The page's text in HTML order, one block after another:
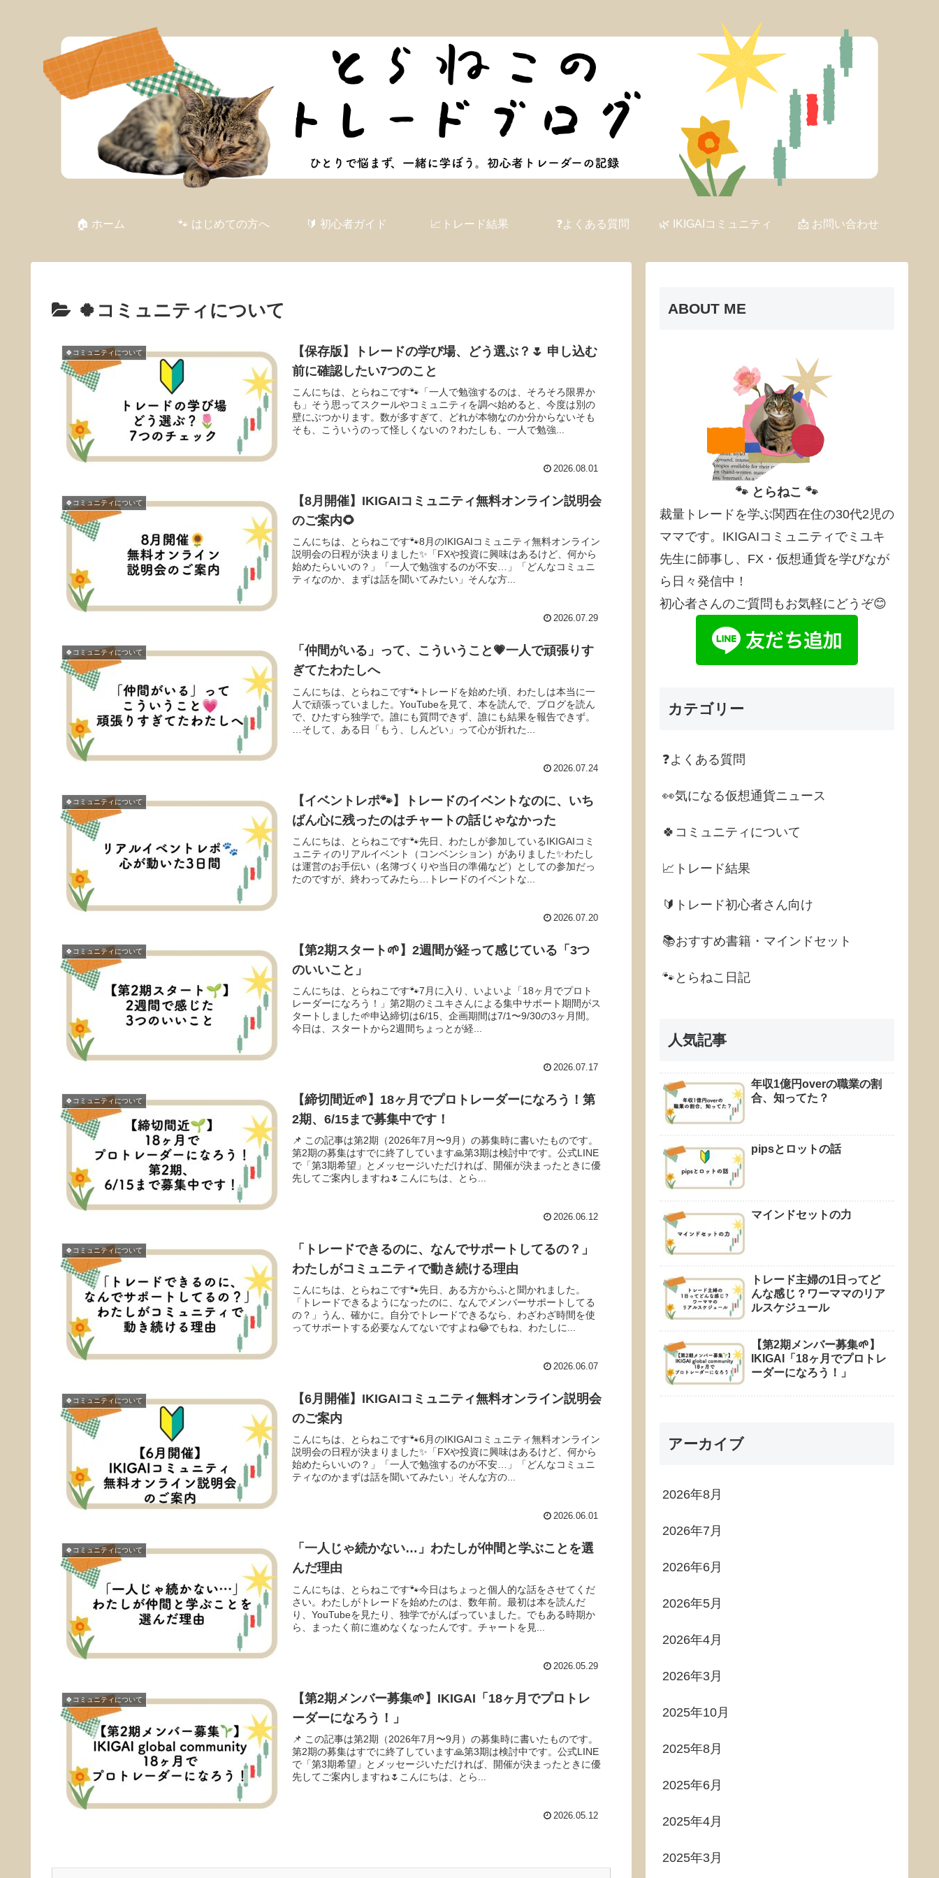
🏠 ホーム 🐾 はじめての方へ 🔰 初心者ガイド 📈トレード結果 ❓よくある質問 🌿 IKIGAIコミュニティ 📩 お問い合わせ
🍀コミュニティについて
🍀コミュニティについて
【保存版】トレードの学び場、どう選ぶ？🌷 申し込む
前に確認したい7つのこと
こんにちは、とらねこです🐾「一人で勉強するのは、そろそろ限界か
も」そう思ってスクールやコミュニティを調べ始めると、今度は別の
壁にぶつかります。数が多すぎて、どれが本物なのか分からないそも
そも、こういうのって怪しくないの？わたしも、一人で勉強...
2026.08.01
🍀コミュニティについて
【8月開催】IKIGAIコミュニティ無料オンライン説明会
のご案内🌻
こんにちは、とらねこです🐾8月のIKIGAIコミュニティ無料オンライン
説明会の日程が決まりました✨「FXや投資に興味はあるけど、何から
始めたらいいの？」「一人で勉強するのが不安…」「どんなコミュニ
ティなのか、まずは話を聞いてみたい」そんな方...
2026.07.29
🍀コミュニティについて
「仲間がいる」って、こういうこと💗一人で頑張りす
ぎてたわたしへ
こんにちは、とらねこです🐾トレードを始めた頃、わたしは本当に一
人で頑張っていました。YouTubeを見て、本を読んで、ブログを読ん
で、ひたすら独学で。誰にも質問できず、誰にも結果を報告できず。
…そして、ある日「もう、しんどい」って心が折れた...
2026.07.24
🍀コミュニティについて
【イベントレポ🐾】トレードのイベントなのに、いち
ばん心に残ったのはチャートの話じゃなかった
こんにちは、とらねこです🐾先日、わたしが参加しているIKIGAIコミ
ュニティのリアルイベント（コンベンション）がありました✨わたし
は運営のお手伝い（名簿づくりや当日の準備など）としての参加だっ
たのですが、終わってみたら…トレードのイベントな...
2026.07.20
🍀コミュニティについて
【第2期スタート🌱】2週間が経って感じている「3つ
のいいこと」
こんにちは、とらねこです🐾7月に入り、いよいよ「18ヶ月でプロト
レーダーになろう！」第2期のミユキさんによる集中サポート期間がス
タートしました🌱申込締切は6/15、企画期間は7/1〜9/30の3ヶ月間。
今日は、スタートから2週間ちょっとが経...
2026.07.17
🍀コミュニティについて
【締切間近🌱】18ヶ月でプロトレーダーになろう！第
2期、6/15まで募集中です！
📌 この記事は第2期（2026年7月〜9月）の募集時に書いたものです。
第2期の募集はすでに終了しています🙏第3期は検討中です。公式LINE
で「第3期希望」とメッセージいただければ、開催が決まったときに優
先してご案内しますね🌷こんにちは、とら...
2026.06.12
🍀コミュニティについて
「トレードできるのに、なんでサポートしてるの？」
わたしがコミュニティで動き続ける理由
こんにちは、とらねこです🐾先日、ある方からふと聞かれました。
「トレードできるようになったのに、なんでメンバーサポートしてる
の？」うん、確かに。自分でトレードできるなら、わざわざ時間を使
ってサポートする必要なんてないですよね😂でもね、わたしに...
2026.06.07
🍀コミュニティについて
【6月開催】IKIGAIコミュニティ無料オンライン説明会
のご案内
こんにちは、とらねこです🐾6月のIKIGAIコミュニティ無料オンライン
説明会の日程が決まりました✨「FXや投資に興味はあるけど、何から
始めたらいいの？」「一人で勉強するのが不安…」「どんなコミュニ
ティなのかまずは話を聞いてみたい」そんな方の...
2026.06.01
🍀コミュニティについて
「一人じゃ続かない…」わたしが仲間と学ぶことを選
んだ理由
こんにちは、とらねこです🐾今日はちょっと個人的な話をさせてくだ
さい。わたしがトレードを始めたのは、数年前。最初は本を読んだ
り、YouTubeを見たり、独学でがんばっていました。でもある時期か
ら、まったく前に進めなくなったんです。チャートを見...
2026.05.29
🍀コミュニティについて
【第2期メンバー募集🌱】IKIGAI「18ヶ月でプロトレ
ーダーになろう！」
📌 この記事は第2期（2026年7月〜9月）の募集時に書いたものです。
第2期の募集はすでに終了しています🙏第3期は検討中です。公式LINE
で「第3期希望」とメッセージいただければ、開催が決まったときに優
先してご案内しますね🌷こんにちは、とら...
2026.05.12
ABOUT ME
🐾 とらねこ 🐾
裁量トレードを学ぶ関西在住の30代2児の
ママです。IKIGAIコミュニティでミユキ
先生に師事し、FX・仮想通貨を学びなが
ら日々発信中！
初心者さんのご質問もお気軽にどうぞ😊
カテゴリー
❓よくある質問
👀気になる仮想通貨ニュース
🍀コミュニティについて
📈トレード結果
🔰トレード初心者さん向け
📚おすすめ書籍・マインドセット
🐾とらねこ日記
人気記事
年収1億円overの職業の割
合、知ってた？
pipsとロットの話
マインドセットの力
トレード主婦の1日ってど
んな感じ？ワーママのリア
ルスケジュール
【第2期メンバー募集🌱】
IKIGAI「18ヶ月でプロトレ
ーダーになろう！」
アーカイブ
2026年8月
2026年7月
2026年6月
2026年5月
2026年4月
2026年3月
2025年10月
2025年8月
2025年6月
2025年4月
2025年3月